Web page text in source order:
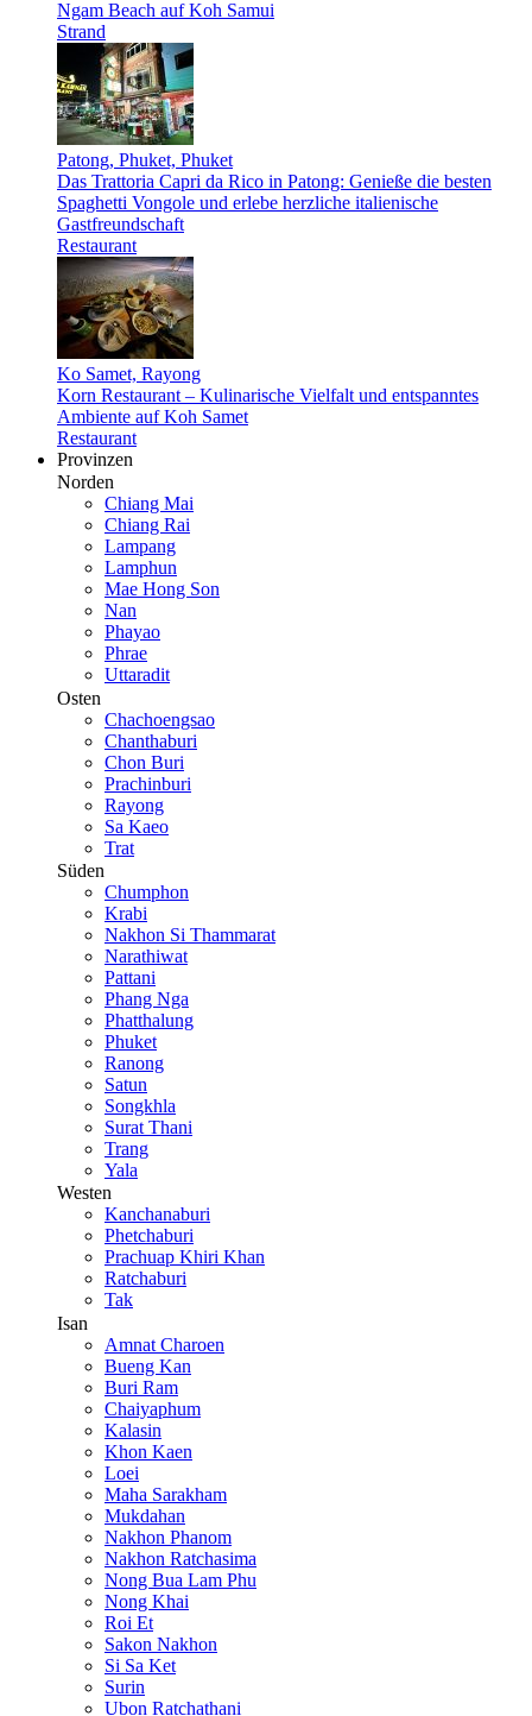
Ngam Beach auf Koh Samui
Strand
Patong, Phuket, Phuket
Das Trattoria Capri da Rico in Patong: Genieße die besten
Spaghetti Vongole und erlebe herzliche italienische
Gastfreundschaft
Restaurant
Ko Samet, Rayong
Korn Restaurant – Kulinarische Vielfalt und entspanntes
Ambiente auf Koh Samet
Restaurant
Provinzen
Norden
Chiang Mai
Chiang Rai
Lampang
Lamphun
Mae Hong Son
Nan
Phayao
Phrae
Uttaradit
Osten
Chachoengsao
Chanthaburi
Chon Buri
Prachinburi
Rayong
Sa Kaeo
Trat
Süden
Chumphon
Krabi
Nakhon Si Thammarat
Narathiwat
Pattani
Phang Nga
Phatthalung
Phuket
Ranong
Satun
Songkhla
Surat Thani
Trang
Yala
Westen
Kanchanaburi
Phetchaburi
Prachuap Khiri Khan
Ratchaburi
Tak
Isan
Amnat Charoen
Bueng Kan
Buri Ram
Chaiyaphum
Kalasin
Khon Kaen
Loei
Maha Sarakham
Mukdahan
Nakhon Phanom
Nakhon Ratchasima
Nong Bua Lam Phu
Nong Khai
Roi Et
Sakon Nakhon
Si Sa Ket
Surin
Ubon Ratchathani